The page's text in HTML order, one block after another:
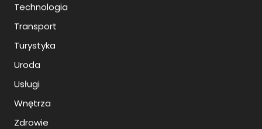
Technologia
Transport
Turystyka
Uroda
Usługi
Wnętrza
Zdrowie